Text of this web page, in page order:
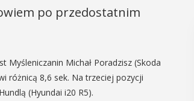
po przedostatnim
Myśleniczanin Michał Poradzisz (Skoda
różnicą 8,6 sek. Na trzeciej pozycji
(Hyundai i20 R5).